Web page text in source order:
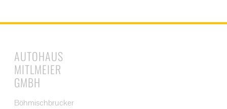
AUTOHAUS
MITLMEIER
GMBH
Böhmischbrucker